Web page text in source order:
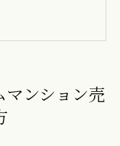
ためのデータ分
却のサイン
ミングチェッ
ンション売